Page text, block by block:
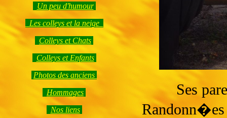
Un peu d'humour
Les colleys et la neige
Colleys et Chats
Colleys et Enfants
Photos des anciens
Hommages
Nos liens
Ses
Randonn�es